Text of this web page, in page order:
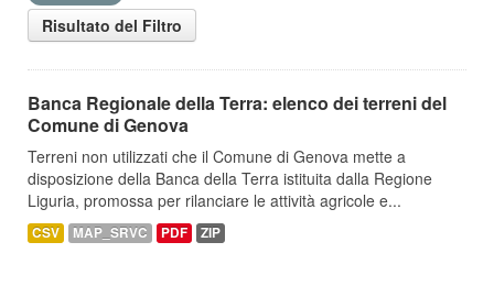
Risultato del Filtro
Banca Regionale della Terra: elenco dei terreni del
Comune di Genova
Terreni non utilizzati che il Comune di Genova mette a
disposizione della Banca della Terra istituita dalla Regione
Liguria, promossa per rilanciare le attività agricole e...
CSV MAP_SRVC PDF ZIP